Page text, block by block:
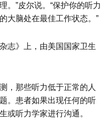
。”皮尔说。“保护你的听力
大脑处在最佳工作状态。”
志》上，由美国国家卫生
，那些听力低于正常的人
。患者如果出现任何的听
或听力学家进行沟通。